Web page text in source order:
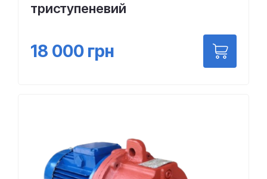
триступеневий
18 000 грн